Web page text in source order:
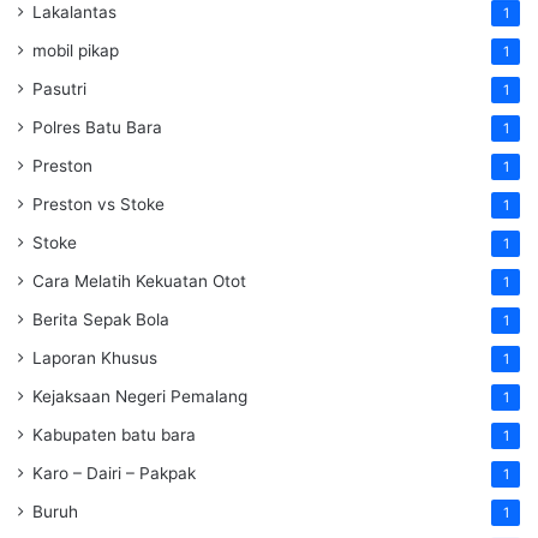
Lakalantas 1
mobil pikap 1
Pasutri 1
Polres Batu Bara 1
Preston 1
Preston vs Stoke 1
Stoke 1
Cara Melatih Kekuatan Otot 1
Berita Sepak Bola 1
Laporan Khusus 1
Kejaksaan Negeri Pemalang 1
Kabupaten batu bara 1
Karo – Dairi – Pakpak 1
Buruh 1